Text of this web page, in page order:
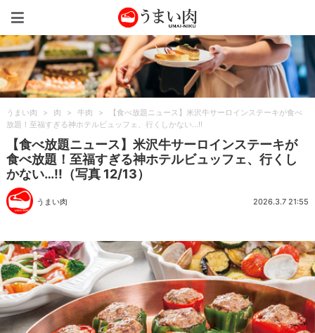
うまい肉 > 肉 > 牛肉 >
【食べ放題ニュース】米沢牛サーロインステーキが食べ
放題！至福すぎる神ホテルビュッフェ、行くしかない…!!
【食べ放題ニュース】米沢牛サーロインステーキが
食べ放題！至福すぎる神ホテルビュッフェ、行くし
かない…!!（写真 12/13）
うまい肉 2026.3.7 21:55